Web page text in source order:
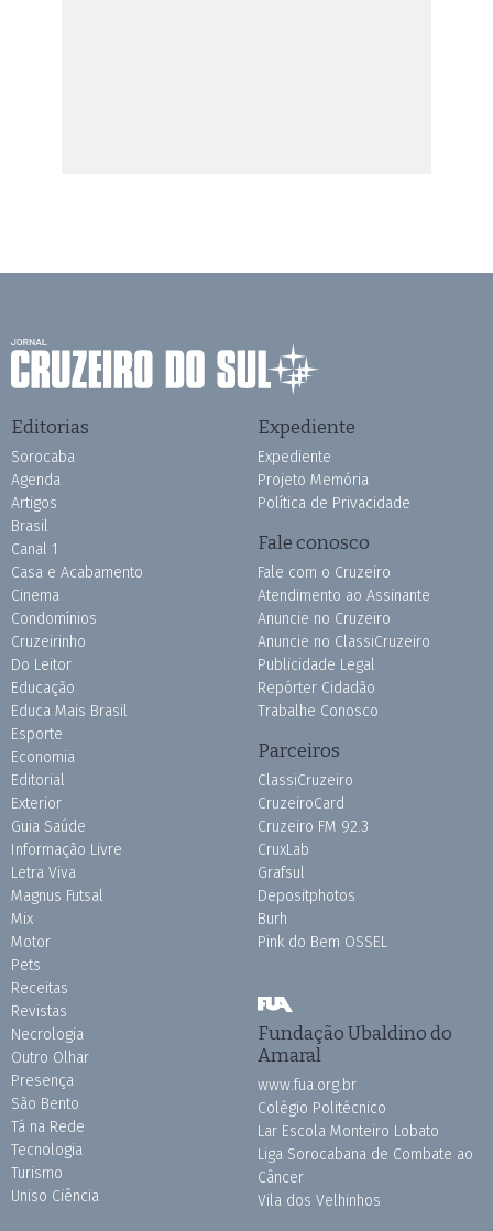
Editorias
Sorocaba
Agenda
Artigos
Brasil
Canal 1
Casa e Acabamento
Cinema
Condomínios
Cruzeirinho
Do Leitor
Educação
Educa Mais Brasil
Esporte
Economia
Editorial
Exterior
Guia Saúde
Informação Livre
Letra Viva
Magnus Futsal
Mix
Motor
Pets
Receitas
Revistas
Necrologia
Outro Olhar
Presença
São Bento
Tá na Rede
Tecnologia
Turismo
Uniso Ciência
Expediente
Expediente
Projeto Memória
Política de Privacidade
Fale conosco
Fale com o Cruzeiro
Atendimento ao Assinante
Anuncie no Cruzeiro
Anuncie no ClassiCruzeiro
Publicidade Legal
Repórter Cidadão
Trabalhe Conosco
Parceiros
ClassiCruzeiro
CruzeiroCard
Cruzeiro FM 92.3
CruxLab
Grafsul
Depositphotos
Burh
Pink do Bem OSSEL
Fundação Ubaldino do
Amaral
www.fua.org.br
Colégio Politécnico
Lar Escola Monteiro Lobato
Liga Sorocabana de Combate ao
Câncer
Vila dos Velhinhos